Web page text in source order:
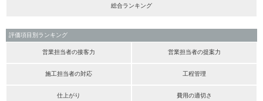
総合ランキング
評価項目別ランキング
営業担当者の接客力 営業担当者の提案力
施工担当者の対応 工程管理
仕上がり 費用の適切さ